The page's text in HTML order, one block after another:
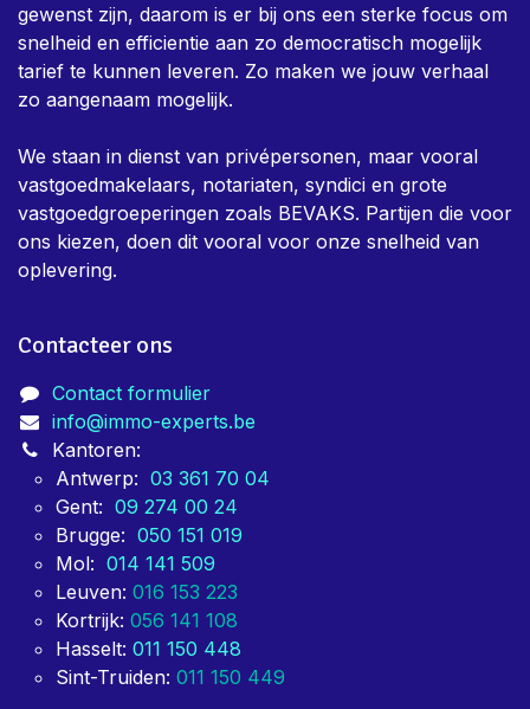
gewenst zijn, daarom is er bij ons een sterke focus om
snelheid en efficientie aan zo democratisch mogelijk
tarief te kunnen leveren. Zo maken we jouw verhaal
zo aangenaam mogelijk.
We staan in dienst van privépersonen, maar vooral
vastgoedmakelaars, notariaten, syndici en grote
vastgoedgroeperingen zoals BEVAKS. Partijen die voor
ons kiezen, doen dit vooral voor onze snelheid van
oplevering.
Contacteer ons
Contact formulier
info@immo-experts.be
Kantoren:
Antwerp: 03 361 70 04
Gent: 09 274 00 24
Brugge: 050 151 019
Mol: 014 141 509
Leuven: 016 153 223
Kortrijk: 056 141 108
Hasselt: 011 150 448
Sint-Truiden: 011 150 449